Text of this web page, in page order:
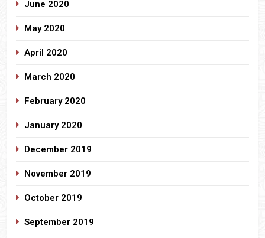
June 2020
May 2020
April 2020
March 2020
February 2020
January 2020
December 2019
November 2019
October 2019
September 2019